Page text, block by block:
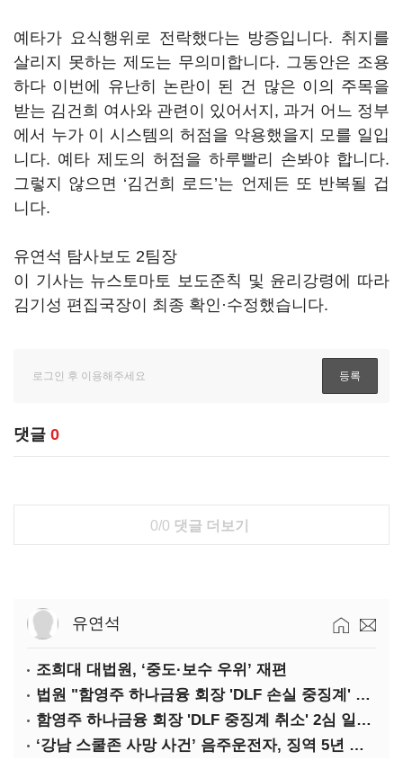
예타가 요식행위로 전락했다는 방증입니다. 취지를
살리지 못하는 제도는 무의미합니다. 그동안은 조용
하다 이번에 유난히 논란이 된 건 많은 이의 주목을
받는 김건희 여사와 관련이 있어서지, 과거 어느 정부
에서 누가 이 시스템의 허점을 악용했을지 모를 일입
니다. 예타 제도의 허점을 하루빨리 손봐야 합니다.
그렇지 않으면 ‘김건희 로드’는 언제든 또 반복될 겁
니다.
유연석 탐사보도 2팀장
이 기사는 뉴스토마토 보도준칙 및 윤리강령에 따라
김기성 편집국장이 최종 확인·수정했습니다.
댓글 0
0/0 댓글 더보기
유연석
조희대 대법원, ‘중도·보수 우위’ 재편
법원 "함영주 하나금융 회장 'DLF 손실 중징계' 취소"(종합)
함영주 하나금융 회장 'DLF 중징계 취소' 2심 일부 승소(1보)
‘강남 스쿨존 사망 사건’ 음주운전자, 징역 5년 확정